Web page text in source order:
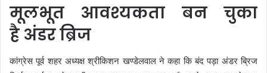
मूलभूत आवश्यकता बन चुका
है अंडर ब्रिज
कांग्रेस पूर्व शहर अध्यक्ष श्रीकिशन खण्डेलवाल ने कहा कि बंद पड़ा अंडर ब्रिज